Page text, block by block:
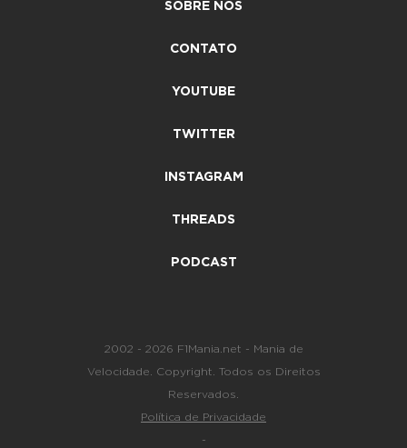
SOBRE NÓS
CONTATO
YOUTUBE
TWITTER
INSTAGRAM
THREADS
PODCAST
2002 - 2026 F1Mania.net - Mania de
Velocidade. Copyright. Todos os Direitos
Reservados.
Política de Privacidade
-